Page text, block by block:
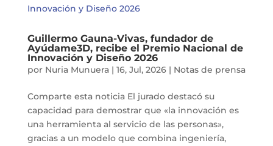
Guillermo Gauna-Vivas, fundador de
Ayúdame3D, recibe el Premio Nacional de
Innovación y Diseño 2026
por Nuria Munuera| 16, Jul, 2026| Notas de prensa
Comparte esta noticia El jurado destacó su
capacidad para demostrar que «la innovación es
una herramienta al servicio de las personas»,
gracias a un modelo que combina ingeniería,